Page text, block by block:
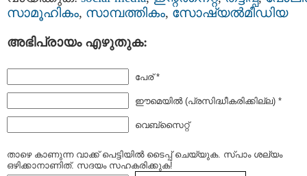
സാമൂഹികം, സാമ്പത്തികം, സോഷ്യല്‍മീഡിയ
അഭിപ്രായം എഴുതുക:
പേര് *
ഈമെയില്‍ (പ്രസിദ്ധീകരിക്കില്ല) *
വെബ്സൈറ്റ്
താഴെ കാണുന്ന വാക്ക് പെട്ടിയില്‍ ടൈപ്പ്‌ ചെയ്യുക. സ്പാം ശല്യം
ഒഴിക്കാനാണിത്. സദയം സഹകരിക്കുക!